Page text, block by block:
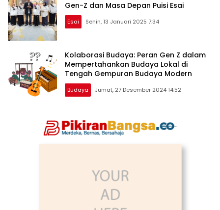
Gen-Z dan Masa Depan Puisi Esai
Esai Senin, 13 Januari 2025 7:34
Kolaborasi Budaya: Peran Gen Z dalam
Mempertahankan Budaya Lokal di
Tengah Gempuran Budaya Modern
Budaya Jumat, 27 Desember 2024 14:52